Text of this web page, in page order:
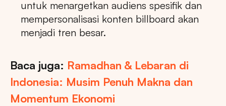
untuk menargetkan audiens spesifik dan
mempersonalisasi konten billboard akan
menjadi tren besar.
Baca juga: Ramadhan & Lebaran di
Indonesia: Musim Penuh Makna dan
Momentum Ekonomi